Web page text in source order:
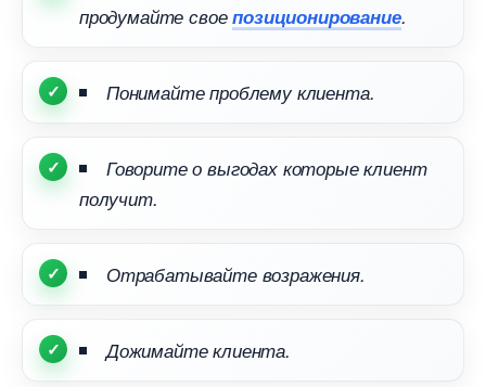
продумайте своепозиционирование.
Понимайте проблему клиента.
Говорите о выгодах которые клиент
получит.
Отрабатывайте возражения.
Дожимайте клиента.